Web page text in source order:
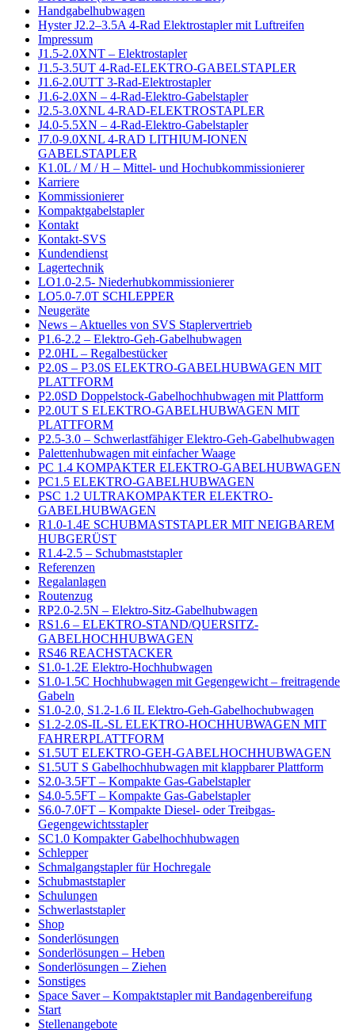
Handgabelhubwagen
Hyster J2.2–3.5A 4-Rad Elektrostapler mit Luftreifen
Impressum
J1.5-2.0XNT – Elektrostapler
J1.5-3.5UT 4-Rad-ELEKTRO-GABELSTAPLER
J1.6-2.0UTT 3-Rad-Elektrostapler
J1.6-2.0XN – 4-Rad-Elektro-Gabelstapler
J2.5-3.0XNL 4-RAD-ELEKTROSTAPLER
J4.0-5.5XN – 4-Rad-Elektro-Gabelstapler
J7.0-9.0XNL 4-RAD LITHIUM-IONEN
GABELSTAPLER
K1.0L / M / H – Mittel- und Hochubkommissionierer
Karriere
Kommissionierer
Kompaktgabelstapler
Kontakt
Kontakt-SVS
Kundendienst
Lagertechnik
LO1.0-2.5- Niederhubkommissionierer
LO5.0-7.0T SCHLEPPER
Neugeräte
News – Aktuelles von SVS Staplervertrieb
P1.6-2.2 – Elektro-Geh-Gabelhubwagen
P2.0HL – Regalbestücker
P2.0S – P3.0S ELEKTRO-GABELHUBWAGEN MIT
PLATTFORM
P2.0SD Doppelstock-Gabelhochhubwagen mit Plattform
P2.0UT S ELEKTRO-GABELHUBWAGEN MIT
PLATTFORM
P2.5-3.0 – Schwerlastfähiger Elektro-Geh-Gabelhubwagen
Palettenhubwagen mit einfacher Waage
PC 1.4 KOMPAKTER ELEKTRO-GABELHUBWAGEN
PC1.5 ELEKTRO-GABELHUBWAGEN
PSC 1.2 ULTRAKOMPAKTER ELEKTRO-
GABELHUBWAGEN
R1.0-1.4E SCHUBMASTSTAPLER MIT NEIGBAREM
HUBGERÜST
R1.4-2.5 – Schubmaststapler
Referenzen
Regalanlagen
Routenzug
RP2.0-2.5N – Elektro-Sitz-Gabelhubwagen
RS1.6 – ELEKTRO-STAND/QUERSITZ-
GABELHOCHHUBWAGEN
RS46 REACHSTACKER
S1.0-1.2E Elektro-Hochhubwagen
S1.0-1.5C Hochhubwagen mit Gegengewicht – freitragende
Gabeln
S1.0-2.0, S1.2-1.6 IL Elektro-Geh-Gabelhochubwagen
S1.2-2.0S-IL-SL ELEKTRO-HOCHHUBWAGEN MIT
FAHRERPLATTFORM
S1.5UT ELEKTRO-GEH-GABELHOCHHUBWAGEN
S1.5UT S Gabelhochhubwagen mit klappbarer Plattform
S2.0-3.5FT – Kompakte Gas-Gabelstapler
S4.0-5.5FT – Kompakte Gas-Gabelstapler
S6.0-7.0FT – Kompakte Diesel- oder Treibgas-
Gegengewichtsstapler
SC1.0 Kompakter Gabelhochhubwagen
Schlepper
Schmalgangstapler für Hochregale
Schubmaststapler
Schulungen
Schwerlaststapler
Shop
Sonderlösungen
Sonderlösungen – Heben
Sonderlösungen – Ziehen
Sonstiges
Space Saver – Kompaktstapler mit Bandagenbereifung
Start
Stellenangebote